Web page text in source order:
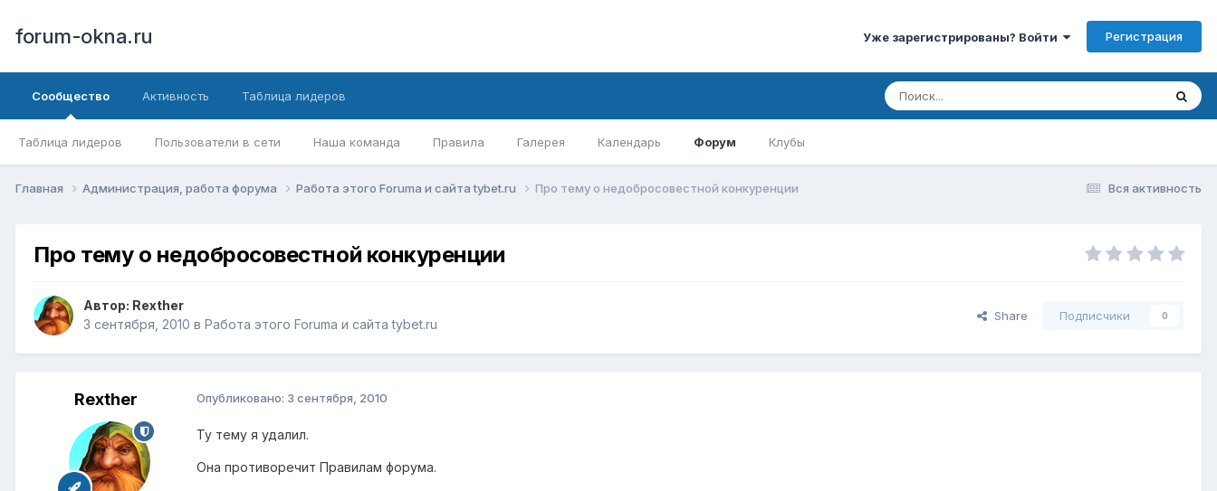
forum-okna.ru Уже зарегистрированы? Войти Регистрация
Сообщество
Таблица лидеров Пользователи в сети Наша команда Правила Галерея Календарь Форум Клубы
Активность Таблица лидеров
Вся активность
Главная Администрация, работа форума Работа этого Forumа и сайта tybet.ru Про тему о недобросовестной конкуренции
Про тему о недобросовестной конкуренции
Автор: Rexther
3 сентября, 2010 в Работа этого Forumа и сайта tybet.ru
Share Подписчики 0
Rexther Опубликовано: 3 сентября, 2010
Ту тему я удалил.
Она противоречит Правилам форума.